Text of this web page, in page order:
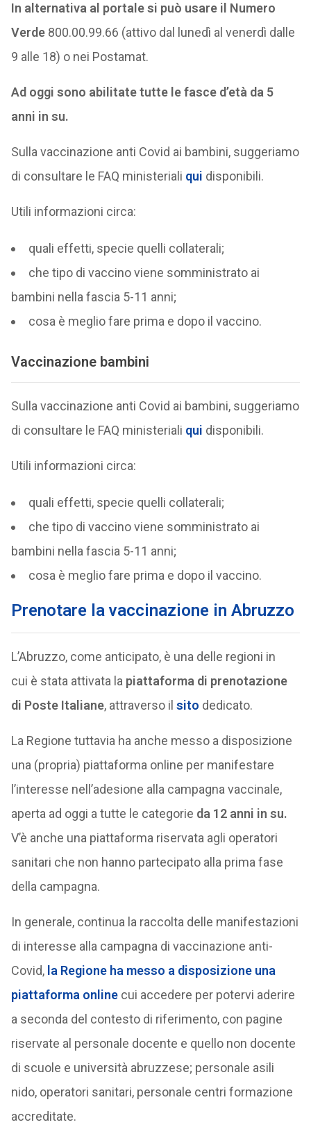
In alternativa al portale si può usare il Numero
Verde800.00.99.66 (attivo dal lunedì al venerdì dalle
9 alle 18) o nei Postamat.
Ad oggi sono abilitate tutte le fasce d’età da 5
anni in su.
Sulla vaccinazione anti Covid ai bambini, suggeriamo
di consultare le FAQ ministeriali qui disponibili.
Utili informazioni circa:
quali effetti, specie quelli collaterali;
che tipo di vaccino viene somministrato ai
bambini nella fascia 5-11 anni;
cosa è meglio fare prima e dopo il vaccino.
Vaccinazione bambini
Sulla vaccinazione anti Covid ai bambini, suggeriamo
di consultare le FAQ ministeriali qui disponibili.
Utili informazioni circa:
quali effetti, specie quelli collaterali;
che tipo di vaccino viene somministrato ai
bambini nella fascia 5-11 anni;
cosa è meglio fare prima e dopo il vaccino.
Prenotare la vaccinazione in Abruzzo
L’Abruzzo, come anticipato, è una delle regioni in
cui è stata attivata la piattaforma di prenotazione
di Poste Italiane, attraverso il sito dedicato.
La Regione tuttavia ha anche messo a disposizione
una (propria) piattaforma online per manifestare
l’interesse nell’adesione alla campagna vaccinale,
aperta ad oggi a tutte le categorie da 12 anni in su.
V’è anche una piattaforma riservata agli operatori
sanitari che non hanno partecipato alla prima fase
della campagna.
In generale, continua la raccolta delle manifestazioni
di interesse alla campagna di vaccinazione anti-
Covid, la Regione ha messo a disposizione una
piattaforma onlinecui accedere per potervi aderire
a seconda del contesto di riferimento, con pagine
riservate al personale docente e quello non docente
di scuole e università abruzzese; personale asili
nido, operatori sanitari, personale centri formazione
accreditate.